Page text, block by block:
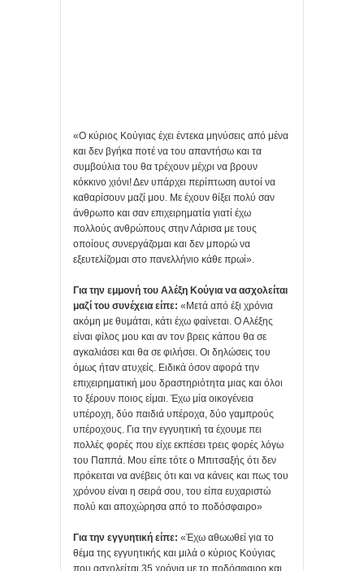
«Ο κύριος Κούγιας έχει έντεκα μηνύσεις από μένα
και δεν βγήκα ποτέ να του απαντήσω και τα
συμβούλια του θα τρέχουν μέχρι να βρουν
κόκκινο χιόνι! Δεν υπάρχει περίπτωση αυτοί να
καθαρίσουν μαζί μου. Με έχουν θίξει πολύ σαν
άνθρωπο και σαν επιχειρηματία γιατί έχω
πολλούς ανθρώπους στην Λάρισα με τους
οποίους συνεργάζομαι και δεν μπορώ να
εξευτελίζομαι στο πανελλήνιο κάθε πρωί».
Για την εμμονή του Αλέξη Κούγια να ασχολείται
μαζί του συνέχεια είπε: «Μετά από έξι χρόνια
ακόμη με θυμάται, κάτι έχω φαίνεται. Ο Αλέξης
είναι φίλος μου και αν τον βρεις κάπου θα σε
αγκαλιάσει και θα σε φιλήσει. Οι δηλώσεις του
όμως ήταν ατυχείς. Ειδικά όσον αφορά την
επιχειρηματική μου δραστηριότητα μιας και όλοι
το ξέρουν ποιος είμαι. Έχω μία οικογένεια
υπέροχη, δύο παιδιά υπέροχα, δύο γαμπρούς
υπέροχους. Για την εγγυητική τα έχουμε πει
πολλές φορές που είχε εκπέσει τρεις φορές λόγω
του Παππά. Μου είπε τότε ο Μπιτσαξής ότι δεν
πρόκειται να ανέβεις ότι και να κάνεις και πως του
χρόνου είναι η σειρά σου, του είπα ευχαριστώ
πολύ και αποχώρησα από το ποδόσφαιρο»
Για την εγγυητική είπε: «Έχω αθωωθεί για το
θέμα της εγγυητικής και μιλά ο κύριος Κούγιας